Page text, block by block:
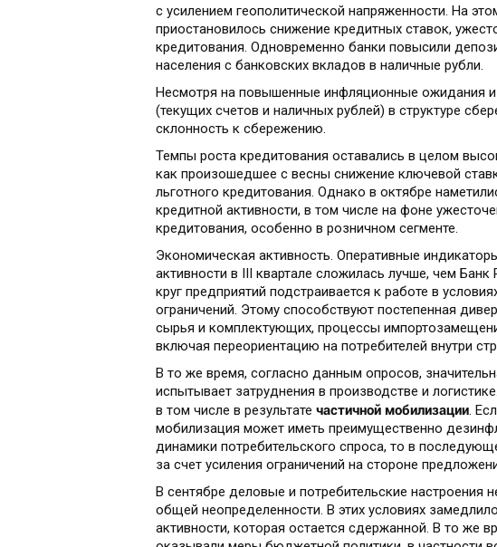
с усилением геополитической напряженности. На
приостановилось снижение кредитных ставок,
кредитования. Одновременно банки повысили
населения с банковских вкладов в наличные рубли.
Несмотря на повышенные инфляционные ожидания
(текущих счетов и наличных рублей) в структуре
склонность к сбережению.
Темпы роста кредитования оставались в целом
как произошедшее с весны снижение ключевой
льготного кредитования. Однако в октябре
кредитной активности, в том числе на фоне
кредитования, особенно в розничном сегменте.
Экономическая активность. Оперативные
активности в III квартале сложилась лучше, чем
круг предприятий подстраивается к работе в
ограничений. Этому способствуют постепенная
сырья и комплектующих, процессы
включая переориентацию на потребителей внутри
В то же время, согласно данным опросов,
испытывает затруднения в производстве и
в том числе в результате частичной мобилизации.
мобилизация может иметь преимущественно
динамики потребительского спроса, то в
за счет усиления ограничений на стороне
В сентябре деловые и потребительские настроения
общей неопределенности. В этих условиях
активности, которая остается сдержанной. В то же